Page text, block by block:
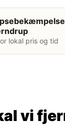
lokal pris og tid
vi